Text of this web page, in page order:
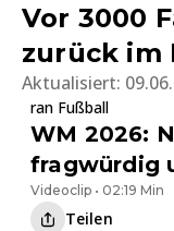
Vor 3000
zurück im
Aktualisiert:
ran Fußball
WM 2026:
fragwürdig
Videoclip • 02:19 Min
Teilen